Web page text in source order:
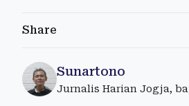
Share
Sunartono
Jurnalis Harian Jogja,